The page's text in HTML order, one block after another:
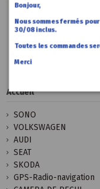
Caméra de
recul Audi
A5 F5
Accueil
SONO
VOLKSWAGEN
AUDI
SEAT
SKODA
GPS-Radio-navigation
Bonjour,
Nous sommes fermés
30/08 inclus.
Toutes les commandes
Merci